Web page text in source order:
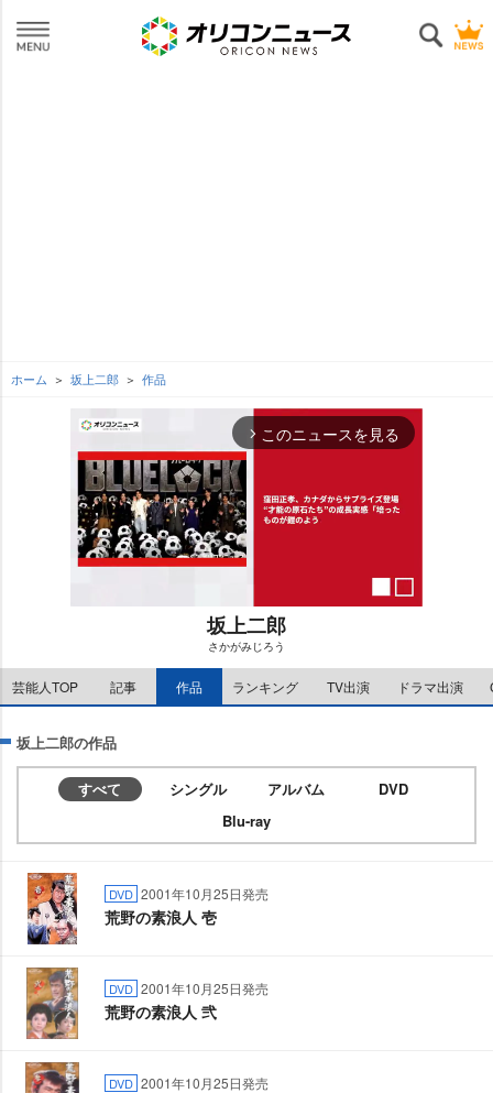
ホーム 坂上二郎 作品
arrow_forward_ios このニュースを見る
M
u
t
坂上二郎
さかがみじろう
芸能人TOP 記事 作品 ランキング TV出演 ドラマ出演
坂上二郎の作品
すべて シングル アルバム
DVD
Blu-ray
DVD 2001年10月25日発売
荒野の素浪人 壱
DVD 2001年10月25日発売
荒野の素浪人 弐
DVD 2001年10月25日発売